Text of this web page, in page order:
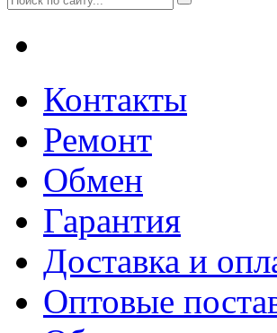
Контакты
Ремонт
Обмен
Гарантия
Доставка и
Оптовые